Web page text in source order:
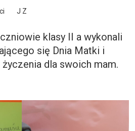
J Z
klasy II a wykonali
się Dnia Matki i
dla swoich mam.